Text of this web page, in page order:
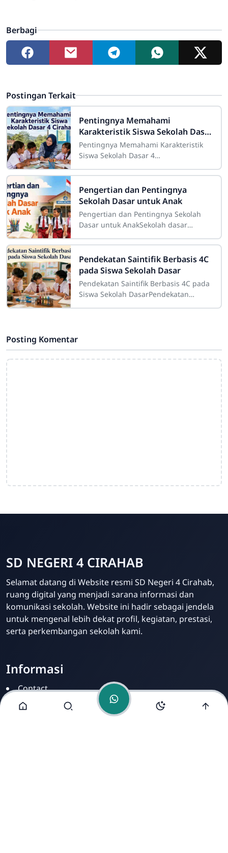
Admin
Online
Berbagi
Postingan Terkait
Pentingnya Memahami
Karakteristik Siswa Sekolah Dasar
4 Cirahab
Pentingnya Memahami Karakteristik
Siswa Sekolah Dasar 4
merupakan salah satu bagian penting
dalam pelaksanaan
Pengertian dan Pentingnya
Sekolah Dasar untuk Anak
Pengertian dan Pentingnya Sekolah
Dasar untuk AnakSekolah dasar
pendidikan yang memiliki peranan
sangat besar dalam
Pendekatan Saintifik Berbasis 4C
pada Siswa Sekolah Dasar
Pendekatan Saintifik Berbasis 4C pada
Siswa Sekolah DasarPendekatan
Posting Komentar
SD NEGERI 4 CIRAHAB
Selamat datang di Website resmi SD Negeri 4 Cirahab,
ruang digital yang menjadi sarana informasi dan
komunikasi sekolah. Website ini hadir sebagai jendela
untuk mengenal lebih dekat profil, kegiatan, prestasi,
serta perkembangan sekolah kami.
Informasi
Contact
Disclamer